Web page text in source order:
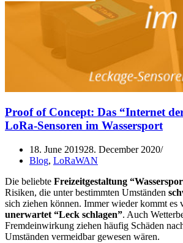
Proof of Concept: Das “Internet
LoRa-Sensoren im Wassersport
18. June 201928. December 2020
Blog, LoRaWAN
Die beliebte Freizeitgestaltung
Risiken, die unter bestimmten Umständen
sich ziehen können. Immer wieder kommt es
unerwartet “Leck schlagen”. Auch
Fremdeinwirkung ziehen häufig Schäden
Umständen vermeidbar gewesen wären.